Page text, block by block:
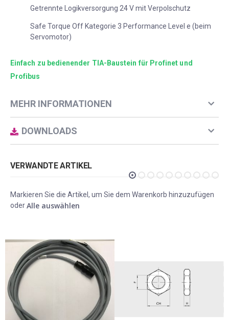
Getrennte Logikversorgung 24 V mit Verpolschutz
Safe Torque Off Kategorie 3 Performance Level e (beim
Servomotor)
Einfach zu bedienender TIA-Baustein für Profinet und
Profibus
MEHR INFORMATIONEN
DOWNLOADS
VERWANDTE ARTIKEL
Markieren Sie die Artikel, um Sie dem Warenkorb hinzuzufügen
oderAlle auswählen